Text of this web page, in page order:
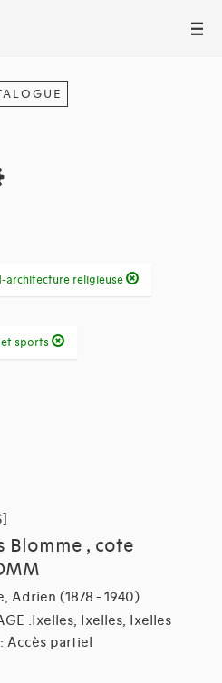
III
architecture religieuse
et sports
Blomme , cote
Adrien (1878 - 1940)
:Ixelles, Ixelles, Ixelles
: Accès partiel